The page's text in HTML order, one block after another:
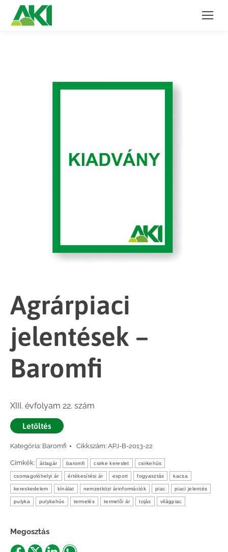
Agrárpiaci
jelentések –
Baromfi
XIII. évfolyam 22. szám
Letöltés
Kategória: Baromfi Cikkszám: APJ-B-2013-22
Címkék: átlagár baromfi csirke kereslet csirkehús
csomagolóhelyi ár értékesítési ár export fogyasztás kacsa
kereskedelem kínálat nemzetközi árinformációk piac piaci jelentés
pulyka pulykahús termelés termelői ár tojás világpiac
Megosztás